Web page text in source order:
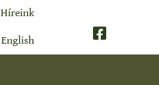
Híreink
English